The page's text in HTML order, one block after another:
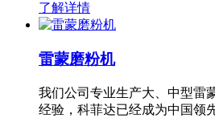
了解详情
雷蒙磨粉机
我们公司专业生产大、中型雷
经验，科菲达已经成为中国领